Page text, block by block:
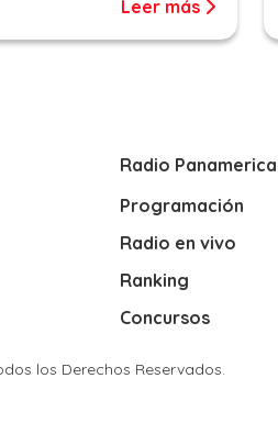
Leer más
Radio
Programación
Radio en vivo
Ranking
Concursos
los Derechos Reservados.